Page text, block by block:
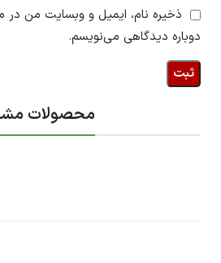
ذخیره نام، ایمیل و وبسایت من در
دوباره دیدگاهی می‌نویسم.
محصولات